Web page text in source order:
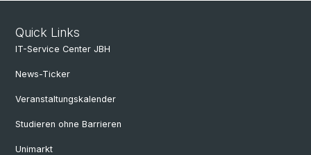
Quick Links
IT-Service Center JBH
News-Ticker
Veranstaltungskalender
Studieren ohne Barrieren
Unimarkt